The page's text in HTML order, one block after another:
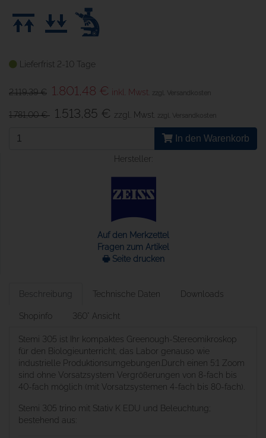
Lieferfrist 2-10 Tage
2.119,39 € 1.801,48 € inkl. Mwst. zzgl. Versandkosten
1.781,00 € 1.513,85 € zzgl. Mwst. zzgl. Versandkosten
In den Warenkorb
Hersteller:
Auf den Merkzettel
Fragen zum Artikel
🖶 Seite drucken
Beschreibung Technische Daten Downloads
Shopinfo 360° Ansicht
Stemi 305 ist Ihr kompaktes Greenough-Stereomikroskop
für den Biologieunterricht, das Labor genauso wie
industrielle Produktionsumgebungen.Durch einen 5:1 Zoom
sind ohne Vorsatzsystem Vergrößerungen von 8-fach bis
40-fach möglich (mit Vorsatzsystemen 4-fach bis 80-fach).
Stemi 305 trino mit Stativ K EDU und Beleuchtung;
bestehend aus: